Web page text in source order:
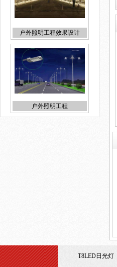
户外照明工程效果设计
户外照明工程
节能改造LED照明工程
T8LED日光灯